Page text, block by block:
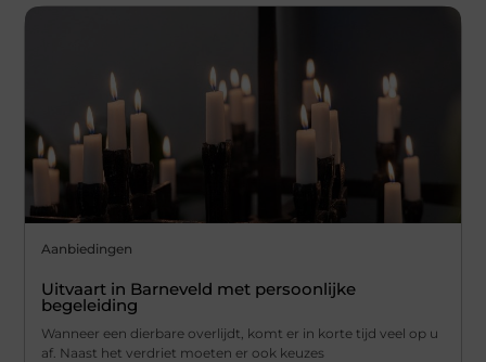
Aanbiedingen
Uitvaart in Barneveld met persoonlijke
begeleiding
Wanneer een dierbare overlijdt, komt er in korte tijd veel op u
af. Naast het verdriet moeten er ook keuzes